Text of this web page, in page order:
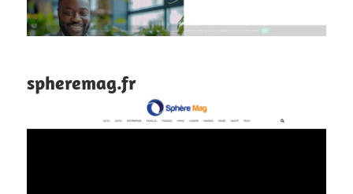
spheremag.fr